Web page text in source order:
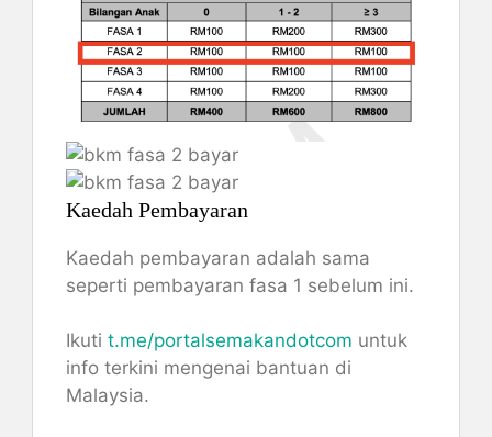
Kaedah Pembayaran
Kaedah pembayaran adalah sama
seperti pembayaran fasa 1 sebelum ini.
Ikuti t.me/portalsemakandotcom untuk
info terkini mengenai bantuan di
Malaysia.